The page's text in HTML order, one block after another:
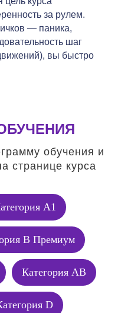
за рулем.
— паника,
шаг
вы быстро
обучения и
странице курса
А1
В Премиум
Категория АВ
D